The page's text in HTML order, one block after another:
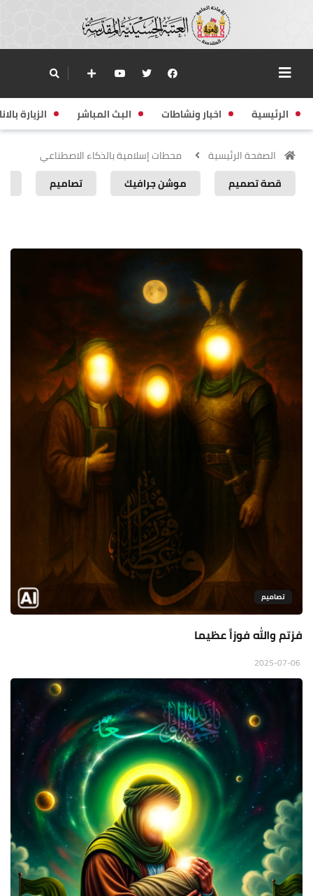
الرئيسية اخبار ونشاطات البث المباشر الزيارة
الصفحة الرئيسية
محطات إسلامية بالذكاء الاصطناعي
قصة تصميم
موشن جرافيك تصاميم
تصاميم
فزتم والله فوزاً عظيما